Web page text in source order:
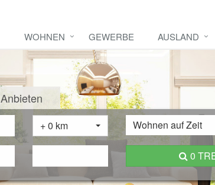
WOHNEN GEWERBE AUSLAND
Anbieten
+ 0 km Wohnen auf Zeit
0